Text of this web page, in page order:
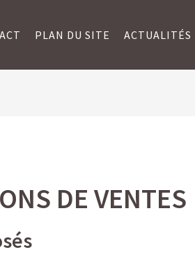
PLAN DU SITE ACTUALITÉS
DE VENTES